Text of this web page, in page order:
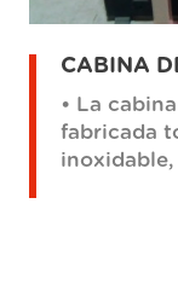
CABINA
• La
fabricada
inoxidable,